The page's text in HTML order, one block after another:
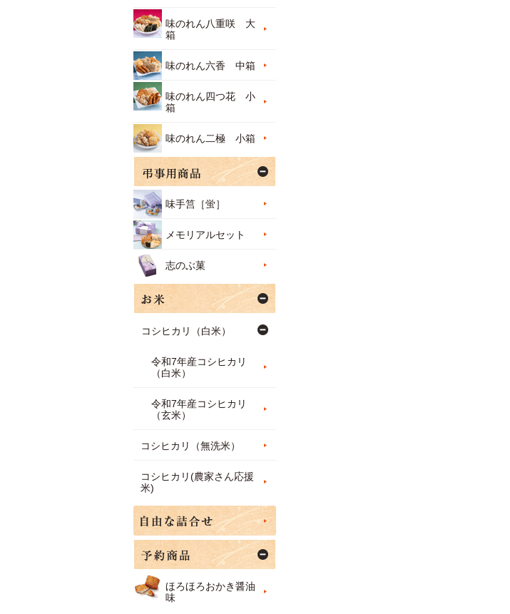
味のれん八重咲 大
箱
味のれん六香 中箱
味のれん四つ花 小
箱
味のれん二極 小箱
味手筥［蛍］
メモリアルセット
志のぶ菓
コシヒカリ（白米）
令和7年産コシヒカリ
（白米）
令和7年産コシヒカリ
（玄米）
コシヒカリ（無洗米）
コシヒカリ(農家さん応援
米)
ほろほろおかき醤油
味